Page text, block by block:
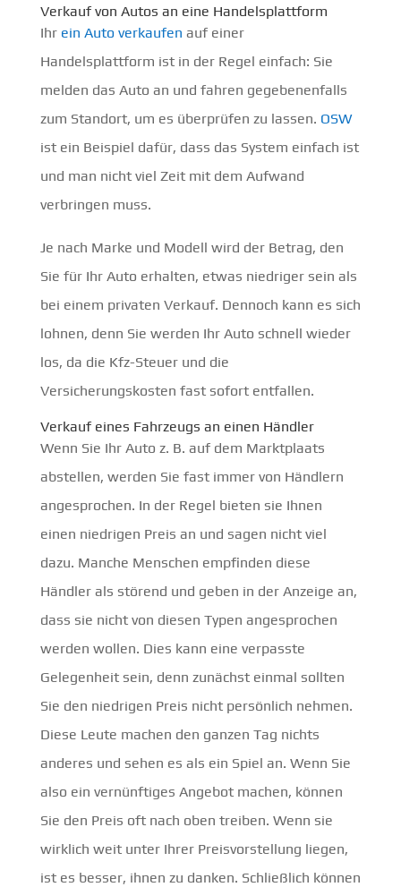
Verkauf von Autos an eine Handelsplattform
Ihr ein Auto verkaufen auf einer
Handelsplattform ist in der Regel einfach: Sie
melden das Auto an und fahren gegebenenfalls
zum Standort, um es überprüfen zu lassen. OSW
ist ein Beispiel dafür, dass das System einfach ist
und man nicht viel Zeit mit dem Aufwand
verbringen muss.
Je nach Marke und Modell wird der Betrag, den
Sie für Ihr Auto erhalten, etwas niedriger sein als
bei einem privaten Verkauf. Dennoch kann es sich
lohnen, denn Sie werden Ihr Auto schnell wieder
los, da die Kfz-Steuer und die
Versicherungskosten fast sofort entfallen.
Verkauf eines Fahrzeugs an einen Händler
Wenn Sie Ihr Auto z. B. auf dem Marktplaats
abstellen, werden Sie fast immer von Händlern
angesprochen. In der Regel bieten sie Ihnen
einen niedrigen Preis an und sagen nicht viel
dazu. Manche Menschen empfinden diese
Händler als störend und geben in der Anzeige an,
dass sie nicht von diesen Typen angesprochen
werden wollen. Dies kann eine verpasste
Gelegenheit sein, denn zunächst einmal sollten
Sie den niedrigen Preis nicht persönlich nehmen.
Diese Leute machen den ganzen Tag nichts
anderes und sehen es als ein Spiel an. Wenn Sie
also ein vernünftiges Angebot machen, können
Sie den Preis oft nach oben treiben. Wenn sie
wirklich weit unter Ihrer Preisvorstellung liegen,
ist es besser, ihnen zu danken. Schließlich können